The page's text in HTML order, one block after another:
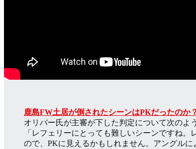
鹿島FW土居が倒されたシーンはPKだったのか
オリバー氏が主審が下した判定について次のよ
「レフェリーにとっても難しいシーンですね
ので、PKに見えるかもしれません。アングル